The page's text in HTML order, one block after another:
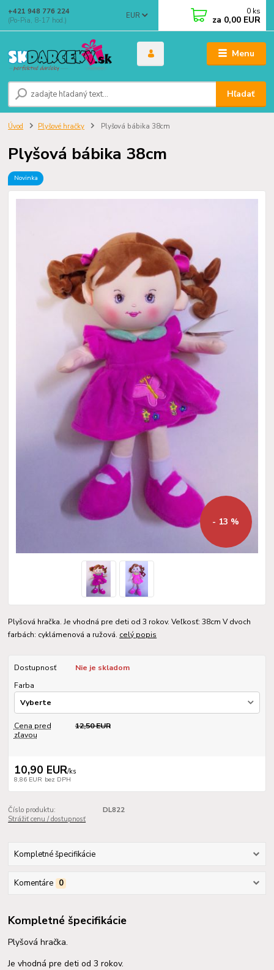
Menu
EUR
Hľadať
+421 948 776 224
(Po-Pia, 8-17 hod.)
0 ks
za 0,00 EUR
Úvod Plyšové hračky Plyšová bábika 38cm
Plyšová bábika 38cm
Novinka
- 13 %
Plyšová hračka. Je vhodná pre deti od 3 rokov. Veľkosť: 38cm V dvoch
farbách: cyklámenová a ružová. celý popis
Dostupnosť
Nie je skladom
Farba
Cena pred
zľavou
12,50 EUR
10,90 EUR/ks
8,86 EUR bez DPH
Číslo produktu:
DL822
Strážiť cenu / dostupnosť
Kompletné špecifikácie
Komentáre 0
Kompletné špecifikácie
Plyšová hračka.
Je vhodná pre deti od 3 rokov.